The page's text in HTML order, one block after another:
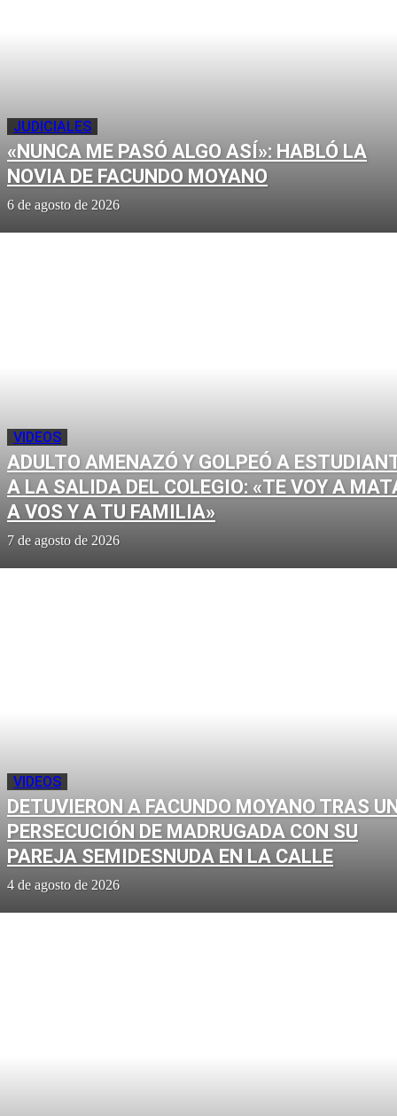
JUDICIALES
«NUNCA ME PASÓ ALGO ASÍ»: HABLÓ LA
NOVIA DE FACUNDO MOYANO
6 de agosto de 2026
VIDEOS
ADULTO AMENAZÓ Y GOLPEÓ A
A LA SALIDA DEL COLEGIO: «TE VOY A
A VOS Y A TU FAMILIA»
7 de agosto de 2026
VIDEOS
DETUVIERON A FACUNDO MOYANO TRAS
PERSECUCIÓN DE MADRUGADA CON SU
PAREJA SEMIDESNUDA EN LA CALLE
4 de agosto de 2026